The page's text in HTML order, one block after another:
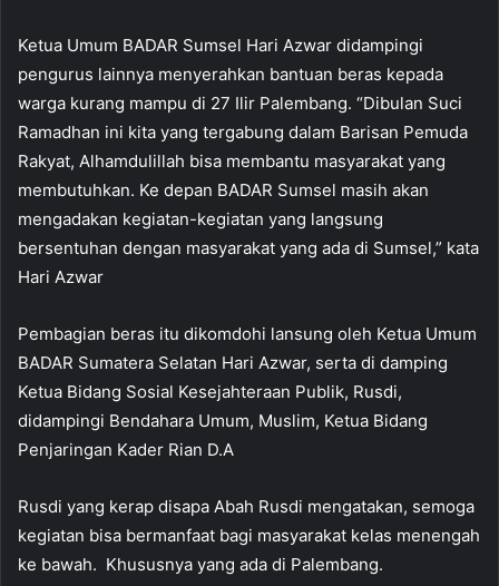
Ketua Umum BADAR Sumsel Hari Azwar didampingi
pengurus lainnya menyerahkan bantuan beras kepada
warga kurang mampu di 27 Ilir Palembang. “Dibulan Suci
Ramadhan ini kita yang tergabung dalam Barisan Pemuda
Rakyat, Alhamdulillah bisa membantu masyarakat yang
membutuhkan. Ke depan BADAR Sumsel masih akan
mengadakan kegiatan-kegiatan yang langsung
bersentuhan dengan masyarakat yang ada di Sumsel,” kata
Hari Azwar
Pembagian beras itu dikomdohi lansung oleh Ketua Umum
BADAR Sumatera Selatan Hari Azwar, serta di damping
Ketua Bidang Sosial Kesejahteraan Publik, Rusdi,
didampingi Bendahara Umum, Muslim, Ketua Bidang
Penjaringan Kader Rian D.A
Rusdi yang kerap disapa Abah Rusdi mengatakan, semoga
kegiatan bisa bermanfaat bagi masyarakat kelas menengah
ke bawah. Khususnya yang ada di Palembang.